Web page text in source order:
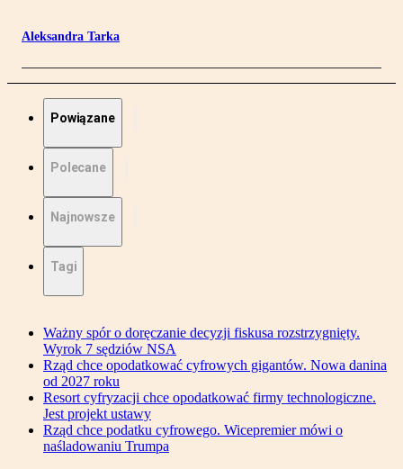
Aleksandra Tarka
Powiązane
Polecane
Najnowsze
Tagi
Ważny spór o doręczanie decyzji fiskusa rozstrzygnięty.
Wyrok 7 sędziów NSA
Rząd chce opodatkować cyfrowych gigantów. Nowa danina
od 2027 roku
Resort cyfryzacji chce opodatkować firmy technologiczne.
Jest projekt ustawy
Rząd chce podatku cyfrowego. Wicepremier mówi o
naśladowaniu Trumpa